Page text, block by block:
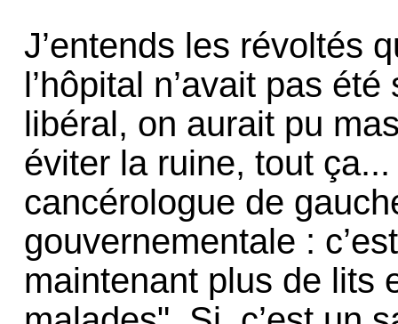
J’entends les révoltés
l’hôpital n’avait pas
libéral, on aurait pu
éviter la ruine, tout
cancérologue de
gouvernementale :
maintenant plus de lits